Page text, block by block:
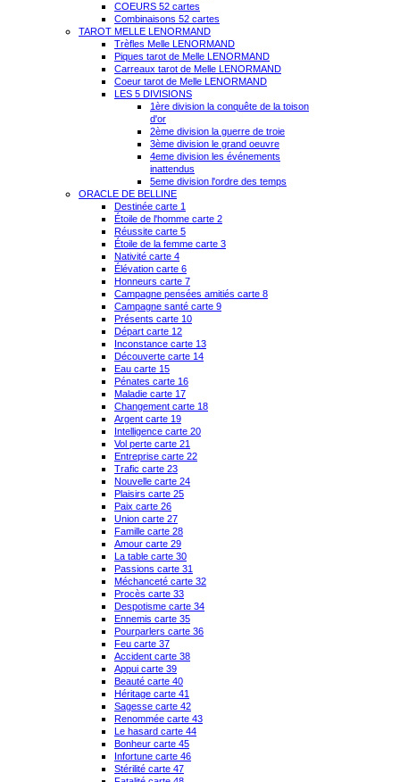
COEURS 52 cartes
Combinaisons 52 cartes
TAROT MELLE LENORMAND
Trèfles Melle LENORMAND
Piques tarot de Melle LENORMAND
Carreaux tarot de Melle LENORMAND
Coeur tarot de Melle LENORMAND
LES 5 DIVISIONS
1ère division la conquête de la toison
d'or
2ème division la guerre de troie
3ème division le grand oeuvre
4eme division les événements
inattendus
5eme division l'ordre des temps
ORACLE DE BELLINE
Destinée carte 1
Étoile de l'homme carte 2
Réussite carte 5
Étoile de la femme carte 3
Nativité carte 4
Élévation carte 6
Honneurs carte 7
Campagne pensées amitiés carte 8
Campagne santé carte 9
Présents carte 10
Départ carte 12
Inconstance carte 13
Découverte carte 14
Eau carte 15
Pénates carte 16
Maladie carte 17
Changement carte 18
Argent carte 19
Intelligence carte 20
Vol perte carte 21
Entreprise carte 22
Trafic carte 23
Nouvelle carte 24
Plaisirs carte 25
Paix carte 26
Union carte 27
Famille carte 28
Amour carte 29
La table carte 30
Passions carte 31
Méchanceté carte 32
Procès carte 33
Despotisme carte 34
Ennemis carte 35
Pourparlers carte 36
Feu carte 37
Accident carte 38
Appui carte 39
Beauté carte 40
Héritage carte 41
Sagesse carte 42
Renommée carte 43
Le hasard carte 44
Bonheur carte 45
Infortune carte 46
Stérilité carte 47